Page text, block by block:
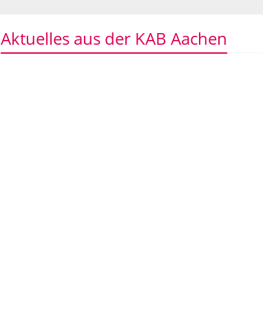
Aktuelles aus der KAB Aachen